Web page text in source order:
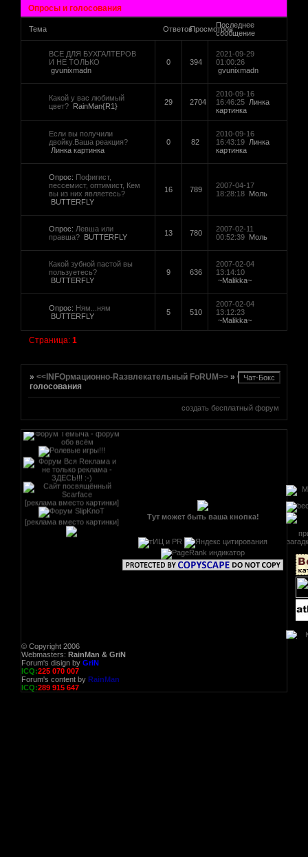
Опросы и голосования
Тема ОтветовПросмотровПоследнее
сообщение
ВСЕ ДЛЯ БУХГАЛТЕРОВ
И НЕ ТОЛЬКО
gvunixmadn
0 394
2021-09-29
01:00:26
gvunixmadn
Какой у вас любимый
цвет? RainMan{R1} 29 2704
2010-09-16
16:46:25 Линка
картинка
Если вы получили
двойку.Ваша реакция?
Линка картинка
0 82
2010-09-16
16:43:19 Линка
картинка
Опрос: Пофигист,
пессемист, оптимист, Кем
вы из них являетесь?
BUTTERFLY
16 789
2007-04-17
18:28:18 Моль
Опрос: Левша или
правша? BUTTERFLY 13 780
2007-02-11
00:52:39 Моль
Какой зубной пастой вы
пользуетесь?
BUTTERFLY
9 636
2007-02-04
13:14:10
~Malikka~
Опрос: Ням...ням
BUTTERFLY
5 510
2007-02-04
13:12:23
~Malikka~
Страница:1
»<<INFOрмационно-Rазвлекательный FoRUM>> »Опросы и
голосования
создать бесплатный форум
[реклама вместо картинки]
target=AltmetalForum>
[реклама вместо картинки]
[реклама вместо картинки]
[реклама вместо картинки] Тут может быть ваша кнопка!
© Copyright 2006
Webmasters: RainMan & GriN
Forum's disign by GriN
ICQ:225 070 007
Forum's content by RainMan
ICQ:289 915 647